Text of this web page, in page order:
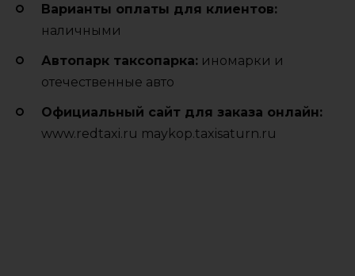
Варианты оплаты для клиентов:
наличными
Автопарк таксопарка: иномарки и
отечественные авто
Официальный сайт для заказа онлайн:
www.redtaxi.ru maykop.taxisaturn.ru